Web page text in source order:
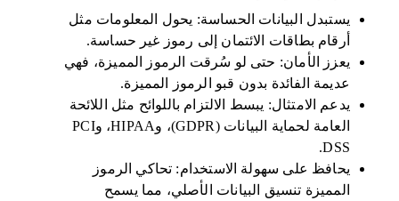
يستبدل البيانات الحساسة: يحول المعلومات مثل
أرقام بطاقات الائتمان إلى رموز غير حساسة.
يعزز الأمان: حتى لو سُرقت الرموز المميزة، فهي
عديمة الفائدة بدون قبو الرموز المميزة.
يدعم الامتثال: يبسط الالتزام باللوائح مثل اللائحة
العامة لحماية البيانات (GDPR)، وHIPAA، وPCI
DSS.
يحافظ على سهولة الاستخدام: تحاكي الرموز
المميزة تنسيق البيانات الأصلي، مما يسمح